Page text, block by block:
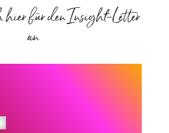
für den Insight-Letter
an